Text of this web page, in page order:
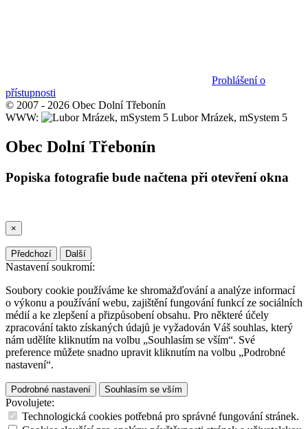
Prohlášení o
přístupnosti
© 2007 - 2026 Obec Dolní Třebonín
WWW:
Lubor Mrázek, mSystem 5
Obec Dolní Třebonín
Popiska fotografie bude načtena při otevření okna
×
Předchozí Další
Nastavení soukromí:
Soubory cookie používáme ke shromažďování a analýze informací
o výkonu a používání webu, zajištění fungování funkcí ze sociálních
médií a ke zlepšení a přizpůsobení obsahu. Pro některé účely
zpracování takto získaných údajů je vyžadován Váš souhlas, který
nám udělíte kliknutím na volbu „Souhlasím se vším“. Své
preference můžete snadno upravit kliknutím na volbu „Podrobné
nastavení“.
Podrobné nastavení Souhlasím se vším
Povolujete:
Technologická cookies potřebná pro správné fungování stránek.